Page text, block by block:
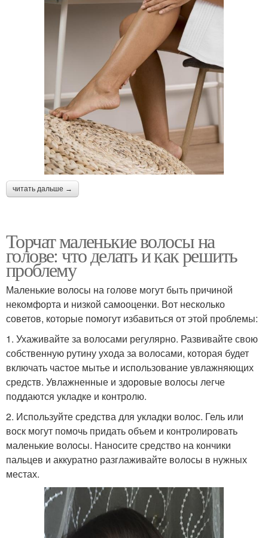
читать дальше →
Торчат маленькие волосы на
голове: что делать и как решить
проблему
Маленькие волосы на голове могут быть причиной
некомфорта и низкой самооценки. Вот несколько
советов, которые помогут избавиться от этой проблемы:
1. Ухаживайте за волосами регулярно. Развивайте свою
собственную рутину ухода за волосами, которая будет
включать частое мытье и использование увлажняющих
средств. Увлажненные и здоровые волосы легче
поддаются укладке и контролю.
2. Используйте средства для укладки волос. Гель или
воск могут помочь придать объем и контролировать
маленькие волосы. Наносите средство на кончики
пальцев и аккуратно разглаживайте волосы в нужных
местах.